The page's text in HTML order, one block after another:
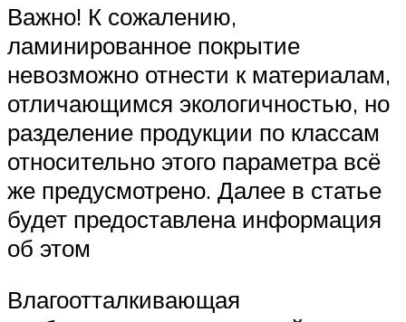
Важно! К сожалению,
ламинированное покрытие
невозможно отнести к материалам,
отличающимся экологичностью, но
разделение продукции по классам
относительно этого параметра всё
же предусмотрено. Далее в статье
будет предоставлена информация
об этом
Влагоотталкивающая